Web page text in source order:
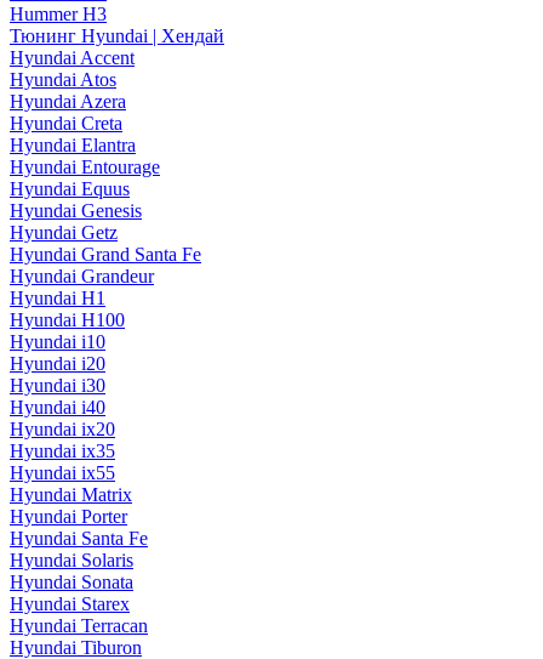
Hummer H3
Тюнинг Hyundai | Хендай
Hyundai Accent
Hyundai Atos
Hyundai Azera
Hyundai Creta
Hyundai Elantra
Hyundai Entourage
Hyundai Equus
Hyundai Genesis
Hyundai Getz
Hyundai Grand Santa Fe
Hyundai Grandeur
Hyundai H1
Hyundai H100
Hyundai i10
Hyundai i20
Hyundai i30
Hyundai i40
Hyundai ix20
Hyundai ix35
Hyundai ix55
Hyundai Matrix
Hyundai Porter
Hyundai Santa Fe
Hyundai Solaris
Hyundai Sonata
Hyundai Starex
Hyundai Terracan
Hyundai Tiburon